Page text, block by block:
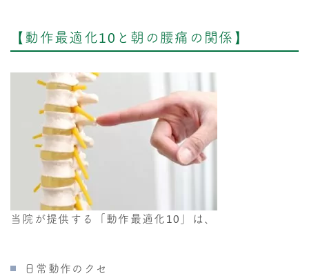
【動作最適化10と朝の腰痛の関係】
当院が提供する「動作最適化10」は、
日常動作のクセ